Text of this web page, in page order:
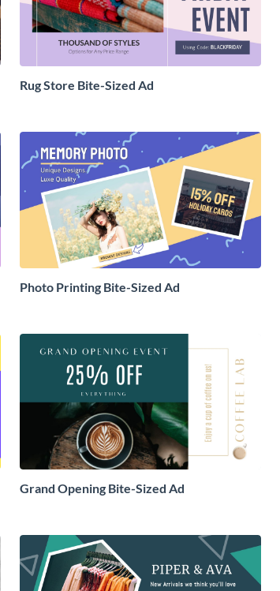
Rug Store Bite-Sized Ad
Photo Printing Bite-Sized Ad
Grand Opening Bite-Sized Ad